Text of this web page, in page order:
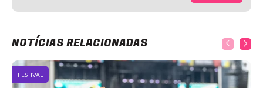
NOTÍCIAS RELACIONADAS
FESTIVAL